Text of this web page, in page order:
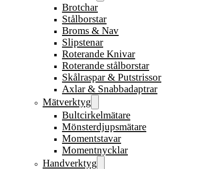
Brotchar
Stålborstar
Broms & Nav
Slipstenar
Roterande Knivar
Roterande stålborstar
Skålraspar & Putstrissor
Axlar & Snabbadaptrar
Mätverktyg
Bultcirkelmätare
Mönsterdjupsmätare
Momentstavar
Momentnycklar
Handverktyg